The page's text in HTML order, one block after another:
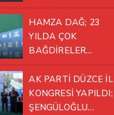
HAMZA DAĞ; 23
YILDA ÇOK
BAĞDİRELER
ATLATTIK!
AK PARTİ DÜZCE İL
KONGRESİ YAPILDI;
ŞENGÜLOĞLU